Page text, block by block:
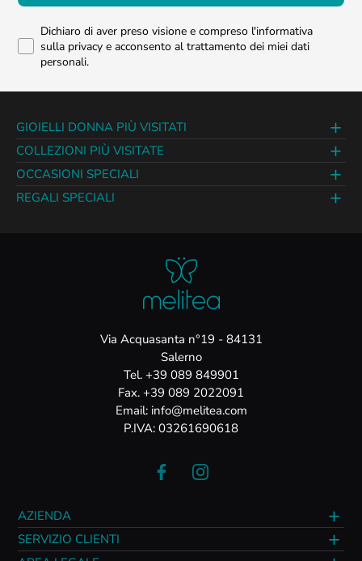
Dichiaro di aver preso visione e compreso l'informativa
sulla privacy e acconsento al trattamento dei miei dati
personali.
GIOIELLI DONNA PIÙ VISITATI
COLLEZIONI PIÙ VISITATE
OCCASIONI SPECIALI
REGALI SPECIALI
Via Acquasanta n°19 - 84131
Salerno
Tel. +39 089 849901
Fax. +39 089 2022091
Email: info@melitea.com
P.IVA: 03261690618
AZIENDA
SERVIZIO CLIENTI